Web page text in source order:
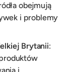
obejmują
i problemy
Brytanii: